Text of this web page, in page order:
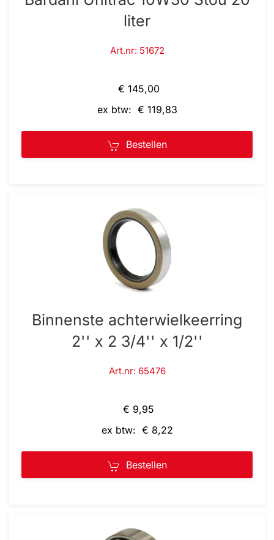
liter
Art.nr: 51672
€ 145,00
ex btw: € 119,83
Bestellen
Binnenste achterwielkeerring
2'' x 2 3/4'' x 1/2''
Art.nr: 65476
€ 9,95
ex btw: € 8,22
Bestellen